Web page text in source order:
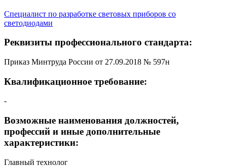
Специалист по разработке световых приборов со
светодиодами
Реквизиты профессионального стандарта:
Приказ Минтруда России от 27.09.2018 № 597н
Квалификационное требование:
-
Возможные наименования должностей,
профессий и иные дополнительные
характеристики:
Главный технолог